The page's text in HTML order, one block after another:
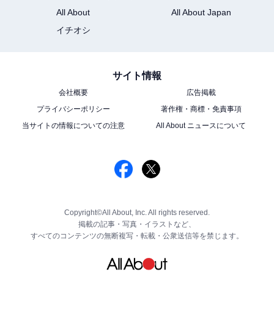
All About
All About Japan
イチオシ
サイト情報
会社概要
広告掲載
プライバシーポリシー
著作権・商標・免責事項
当サイトの情報についての注意
All About ニュースについて
Copyright©All About, Inc. All rights reserved.
掲載の記事・写真・イラストなど、
すべてのコンテンツの無断複写・転載・公衆送信等を禁じます。